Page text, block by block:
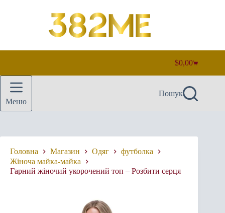
Кошик
$0,00
Меню
Пошук
Головна Магазин Одяг
футболка
Жіноча майка-майка
Гарний жіночий укорочений топ – Розбити серця